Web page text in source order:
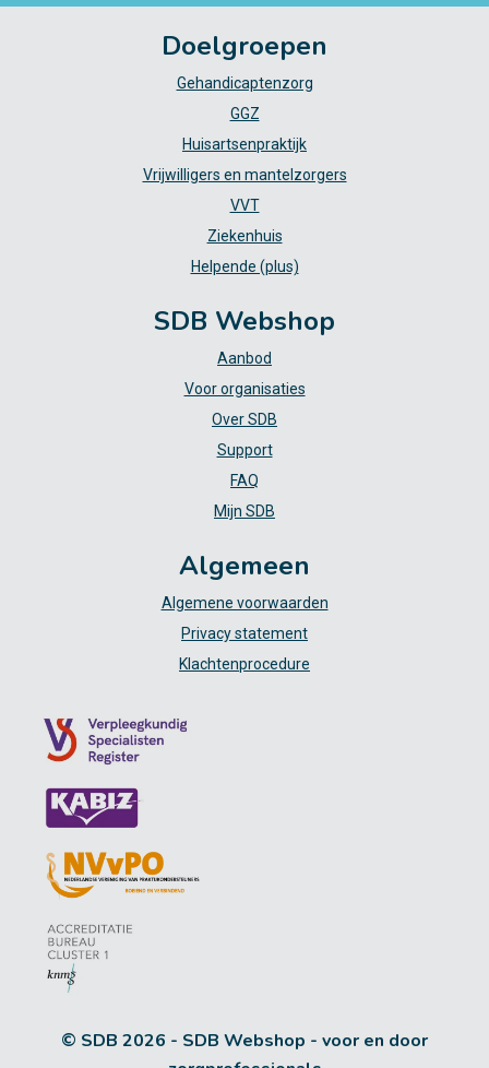
Doelgroepen
Gehandicaptenzorg
GGZ
Huisartsenpraktijk
Vrijwilligers en mantelzorgers
VVT
Ziekenhuis
Helpende (plus)
SDB Webshop
Aanbod
Voor organisaties
Over SDB
Support
FAQ
Mijn SDB
Algemeen
Algemene voorwaarden
Privacy statement
Klachtenprocedure
© SDB 2026 - SDB Webshop - voor en door